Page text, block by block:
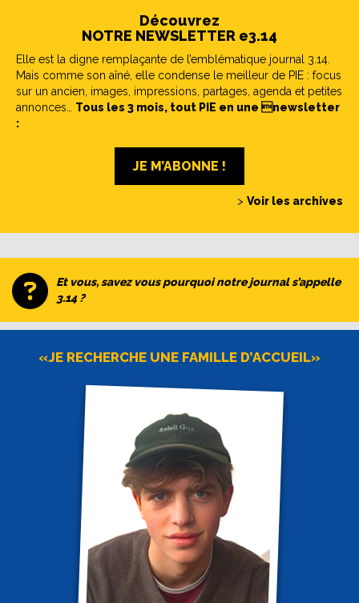
Découvrez
NOTRE NEWSLETTER e3.14
Elle est la digne remplaçante de l’emblématique journal 3.14.
Mais comme son aîné, elle condense le meilleur de PIE : focus
sur un ancien, images, impressions, partages, agenda et petites
annonces… Tous les 3 mois, tout PIE en une newsletter
:
JE M’ABONNE !
> Voir les archives
Et vous, savez vous pourquoi notre journal s’appelle
3.14 ?
«JE RECHERCHE UNE FAMILLE D’ACCUEIL»